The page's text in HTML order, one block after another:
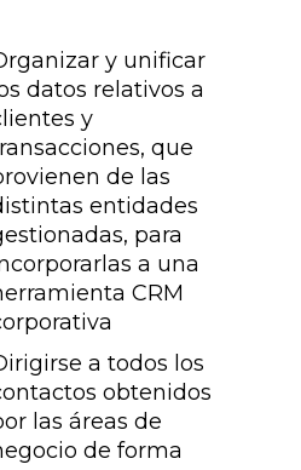
y unificar
datos relativos a
y
que
de las
entidades
para
a una
CRM
a todos los
obtenidos
las áreas de
de forma